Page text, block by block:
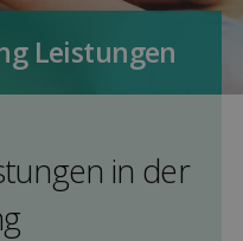
Leis­tungen
in der